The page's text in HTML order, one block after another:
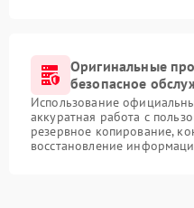
Оригинальные
безопасное
Использование
аккуратная работа с
резервное копирование,
восстановление